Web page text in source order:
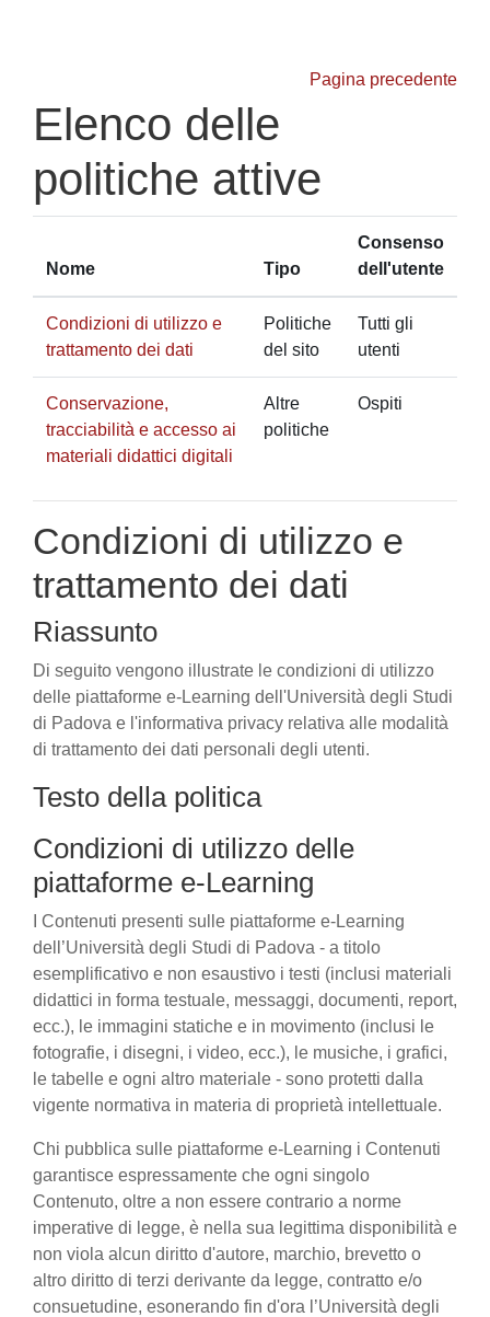
Pagina precedente
Elenco delle
politiche attive
Nome Tipo
Consenso
dell'utente
Condizioni di utilizzo e
trattamento dei dati
Politiche
del sito
Tutti gli
utenti
Conservazione,
tracciabilità e accesso ai
materiali didattici digitali
Altre
politiche
Ospiti
Condizioni di utilizzo e
trattamento dei dati
Riassunto
Di seguito vengono illustrate le condizioni di utilizzo
delle piattaforme e-Learning dell'Università degli Studi
di Padova e l'informativa privacy relativa alle modalità
di trattamento dei dati personali degli utenti.
Testo della politica
Condizioni di utilizzo delle
piattaforme e-Learning
I Contenuti presenti sulle piattaforme e-Learning
dell’Università degli Studi di Padova - a titolo
esemplificativo e non esaustivo i testi (inclusi materiali
didattici in forma testuale, messaggi, documenti, report,
ecc.), le immagini statiche e in movimento (inclusi le
fotografie, i disegni, i video, ecc.), le musiche, i grafici,
le tabelle e ogni altro materiale - sono protetti dalla
vigente normativa in materia di proprietà intellettuale.
Chi pubblica sulle piattaforme e-Learning i Contenuti
garantisce espressamente che ogni singolo
Contenuto, oltre a non essere contrario a norme
imperative di legge, è nella sua legittima disponibilità e
non viola alcun diritto d'autore, marchio, brevetto o
altro diritto di terzi derivante da legge, contratto e/o
consuetudine, esonerando fin d'ora l’Università degli